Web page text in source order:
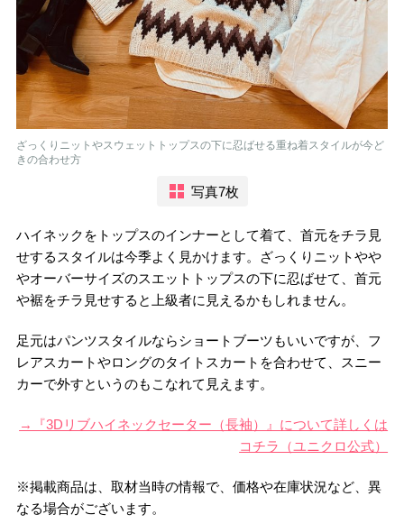
ざっくりニットやスウェットトップスの下に忍ばせる重ね着スタイルが今ど
きの合わせ方
写真7枚
ハイネックをトップスのインナーとして着て、首元をチラ見
せするスタイルは今季よく見かけます。ざっくりニットやや
やオーバーサイズのスエットトップスの下に忍ばせて、首元
や裾をチラ見せすると上級者に見えるかもしれません。
足元はパンツスタイルならショートブーツもいいですが、フ
レアスカートやロングのタイトスカートを合わせて、スニー
カーで外すというのもこなれて見えます。
→『3Dリブハイネックセーター（長袖）』について詳しくは
コチラ（ユニクロ公式）
※掲載商品は、取材当時の情報で、価格や在庫状況など、異
なる場合がございます。